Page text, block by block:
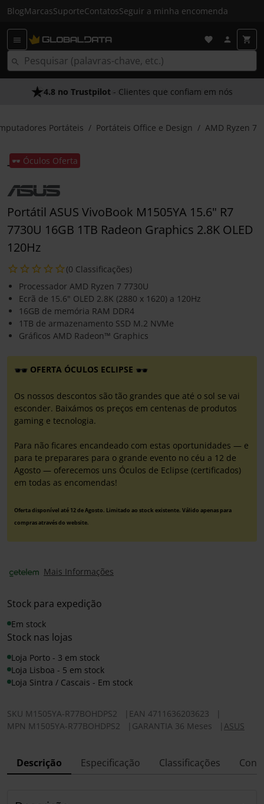
BlogMarcasSuporteContatosSeguir a minha encomenda
4.8 no Trustpilot - Clientes que confiam em nós
Portáteis Portáteis Office e Design AMD Ryzen 7
🕶️ Óculos Oferta
Portátil ASUS VivoBook M1505YA 15.6" R7
7730U 16GB 1TB Radeon Graphics 2.8K OLED
120Hz
(0 Classificações)
Processador AMD Ryzen 7 7730U
Ecrã de 15.6" OLED 2.8K (2880 x 1620) a 120Hz
16GB de memória RAM DDR4
1TB de armazenamento SSD M.2 NVMe
Gráficos AMD Radeon™ Graphics
OFERTA ÓCULOS ECLIPSE
Os nossos descontos são tão grandes que até o sol se vai
esconder. Baixámos os preços em centenas de produtos
gaming e tecnologia.
Para não ficares encandeado com estas oportunidades — e
para te preparares para o grande evento no céu a 12 de
Agosto — oferecemos uns Óculos de Eclipse (certificados)
em todas as encomendas!
Oferta disponível até 12 de Agosto. Limitado ao stock existente. Válido apenas para
compras através do website.
Mais Informações
Stock para expedição
Em stock
Stock nas lojas
Loja Porto - 3 em stock
Loja Lisboa - 5 em stock
Loja Sintra / Cascais - Em stock
SKU M1505YA-R77BOHDPS2 EAN 4711636203623
MPN M1505YA-R77BOHDPS2 GARANTIA 36 Meses ASUS
Descrição Especificação Classificações